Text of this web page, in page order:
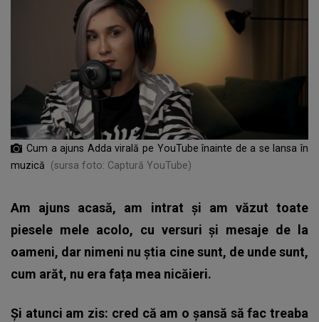
Cum a ajuns Adda virală pe YouTube înainte de a se lansa în
muzică
(sursa foto: Captură YouTube)
Am ajuns acasă, am intrat și am văzut toate
piesele mele acolo, cu versuri și mesaje de la
oameni, dar nimeni nu știa cine sunt, de unde sunt,
cum arăt, nu era fața mea nicăieri.
Și atunci am zis: cred că am o șansă să fac treaba